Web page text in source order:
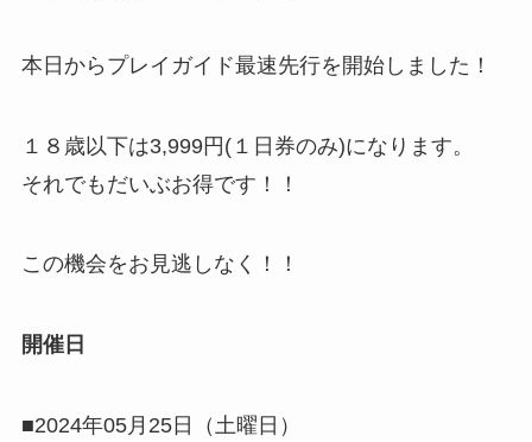
本日からプレイガイド最速先行を開始しました！
１８歳以下は3,999円(１日券のみ)になります。
それでもだいぶお得です！！
この機会をお見逃しなく！！
開催日
■2024年05月25日（土曜日）